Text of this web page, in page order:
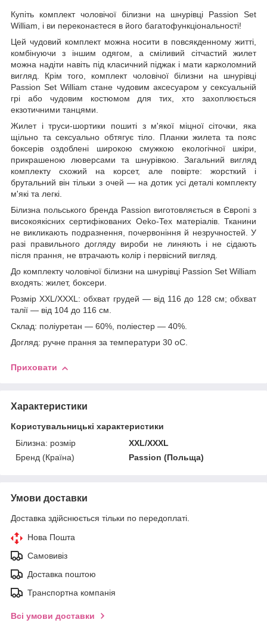
Купіть комплект чоловічої білизни на шнурівці Passion Set
William, і ви переконаєтеся в його багатофункціональності!
Цей чудовий комплект можна носити в повсякденному житті,
комбінуючи з іншим одягом, а сміливий сітчастий жилет
можна надіти навіть під класичний піджак і мати карколомний
вигляд. Крім того, комплект чоловічої білизни на шнурівці
Passion Set William стане чудовим аксесуаром у сексуальній
грі або чудовим костюмом для тих, хто захоплюється
екзотичними танцями.
Жилет і труси-шортики пошиті з м'якої міцної сіточки, яка
щільно та сексуально обтягує тіло. Планки жилета та пояс
боксерів оздоблені широкою смужкою екологічної шкіри,
прикрашеною люверсами та шнурівкою. Загальний вигляд
комплекту схожий на корсет, але повірте: жорсткий і
брутальний він тільки з очей — на дотик усі деталі комплекту
м'які та легкі.
Білизна польського бренда Passion виготовляється в Європі з
високоякісних сертифікованих Oeko-Tex матеріалів. Тканини
не викликають подразнення, почервоніння й незручностей. У
разі правильного догляду вироби не линяють і не сідають
після прання, не втрачають колір і первісний вигляд.
До комплекту чоловічої білизни на шнурівці Passion Set William
входять: жилет, боксери.
Розмір XXL/XXXL: обхват грудей — від 116 до 128 см; обхват
талії — від 104 до 116 см.
Склад: поліуретан — 60%, поліестер — 40%.
Догляд: ручне прання за температури 30 oС.
Приховати
Характеристики
Користувальницькі характеристики
Білизна: розмір
XXL/XXXL
Бренд (Країна)
Passion (Польща)
Умови доставки
Доставка здійснюється тільки по передоплаті.
Нова Пошта
Самовивіз
Доставка поштою
Транспортна компанія
Всі умови доставки